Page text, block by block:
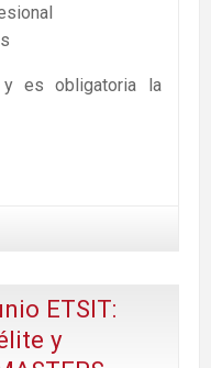
es obligatoria la
ETSIT:
y